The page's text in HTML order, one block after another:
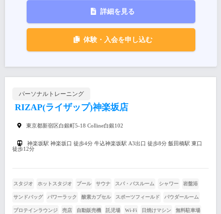
詳細を見る
体験・入会を申し込む
パーソナルトレーニング
RIZAP(ライザップ)神楽坂店
東京都新宿区白銀町5-18 Colline白銀102
神楽坂駅 神楽坂口 徒歩4分 牛込神楽坂駅 A3出口 徒歩8分 飯田橋駅 東口
徒歩12分
スタジオ ホットスタジオ プール サウナ スパ・バスルーム シャワー 岩盤浴
サンドバッグ パワーラック 酸素カプセル スポーツフィールド パウダールーム
プロテインラウンジ 売店 自動販売機 託児場 Wi-Fi 日焼けマシン 無料駐車場